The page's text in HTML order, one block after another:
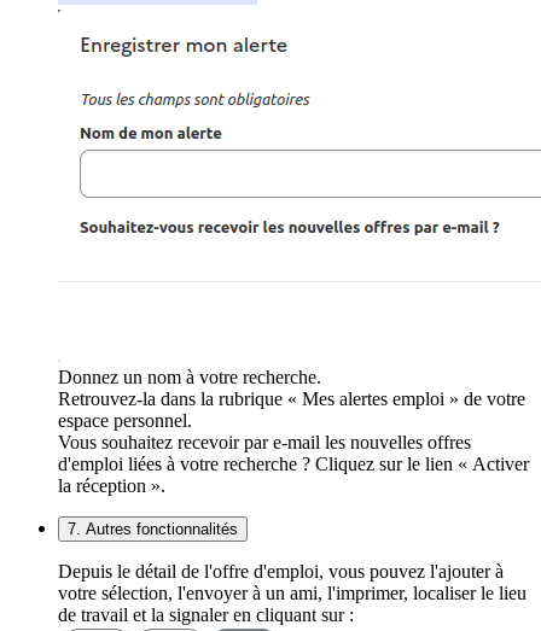
Donnez un nom à votre recherche.
Retrouvez-la dans la rubrique « Mes alertes emploi » de votre
espace personnel.
Vous souhaitez recevoir par e-mail les nouvelles offres
d'emploi liées à votre recherche ? Cliquez sur le lien « Activer
la réception ».
7. Autres fonctionnalités
Depuis le détail de l'offre d'emploi, vous pouvez l'ajouter à
votre sélection, l'envoyer à un ami, l'imprimer, localiser le lieu
de travail et la signaler en cliquant sur :